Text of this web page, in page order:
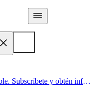
Acá comienza un estilo de vida saludable. Subscríbete y obtén información de primera mano